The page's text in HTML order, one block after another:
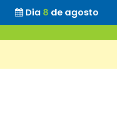
Dia 8 de agosto